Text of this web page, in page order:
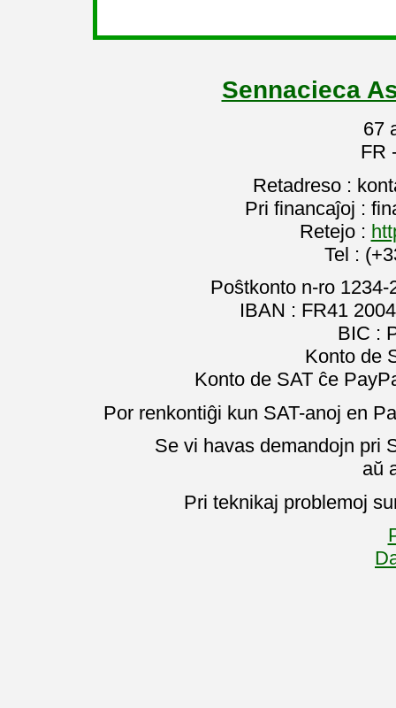
Sennacieca
67
FR
Retadreso :
Pri financaĵoj :
Retejo :
Tel :
Poŝtkonto n-ro
IBAN : FR41
BIC :
Konto de
Konto de SAT ĉe
Por renkontiĝi kun SAT-anoj en
Se vi havas demandojn pri
aŭ
Pri teknikaj problemoj